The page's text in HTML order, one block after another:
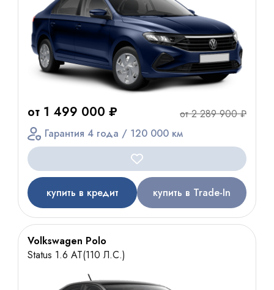
от 1 499 000 ₽
от 2 289 900 ₽
Гарантия 4 года / 120 000 км
купить в кредит купить в Trade-In
Volkswagen Polo
Status 1.6 AT(110 Л.С.)